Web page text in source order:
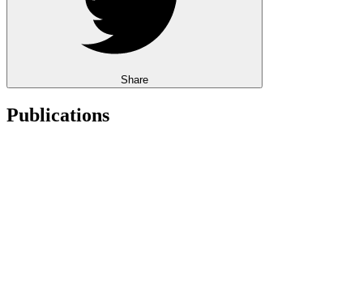
Share
Publications